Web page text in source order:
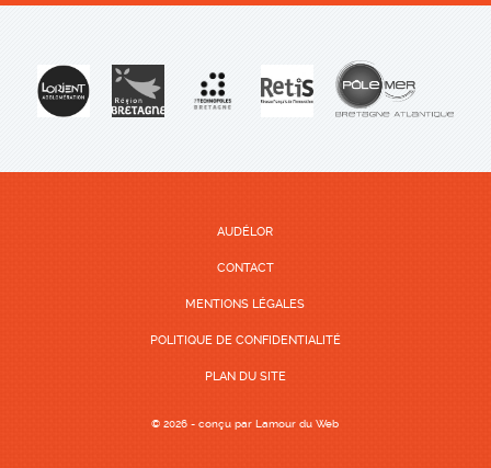
AUDÉLOR
CONTACT
MENTIONS LÉGALES
POLITIQUE DE CONFIDENTIALITÉ
PLAN DU SITE
© 2026 - conçu parLamour du Web